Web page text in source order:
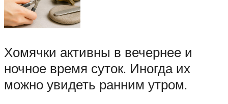
Хомячки активны в вечернее и
ночное время суток. Иногда их
можно увидеть ранним утром.